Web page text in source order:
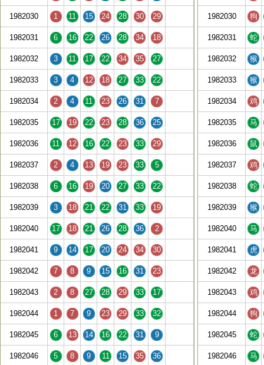
1982030 1 11 15 24 28 30 29
1982031 6 16 22 26 28 34 18
1982032 3 11 17 22 34 35 27
1982033 3 4 12 18 27 33 22
1982034 2 4 11 23 26 31 7
1982035 17 19 22 23 28 36 25
1982036 11 12 16 22 23 33 29
1982037 2 4 13 19 23 33 5
1982038 6 16 19 20 27 33 22
1982039 3 18 21 22 31 33 19
1982040 17 18 21 26 28 36 2
1982041 9 14 17 20 24 34 30
1982042 7 8 9 15 16 31 23
1982043 2 8 27 28 29 33 17
1982044 1 7 9 23 29 33 32
1982045 6 13 14 16 22 31 9
1982046 5 8 9 11 15 35 36
1982030 狗
1982031 蛇
1982032 猴
1982033 猴
1982034 鸡
1982035 马
1982036 鼠
1982037 鸡
1982038 蛇
1982039 猴
1982040 马
1982041 虎
1982042 龙
1982043 鸡
1982044 狗
1982045 蛇
1982046 马